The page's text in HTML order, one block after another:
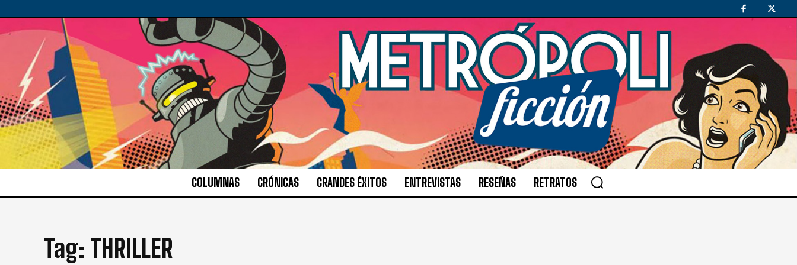
COLUMNAS CRÓNICAS GRANDES ÉXITOS ENTREVISTAS RESEÑAS RETRATOS
Tag: THRILLER